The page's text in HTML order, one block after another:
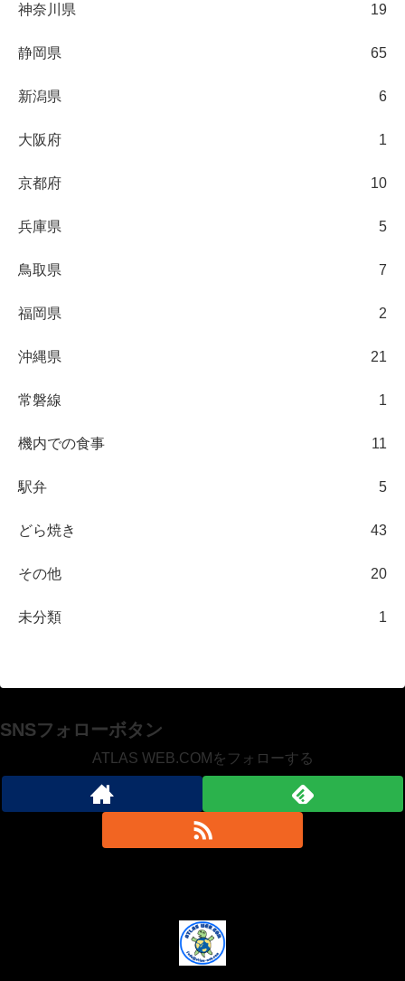
神奈川県 19
静岡県 65
新潟県 6
大阪府 1
京都府 10
兵庫県 5
鳥取県 7
福岡県 2
沖縄県 21
常磐線 1
機内での食事 11
駅弁 5
どら焼き 43
その他 20
未分類 1
SNSフォローボタン
ATLAS WEB.COMをフォローする